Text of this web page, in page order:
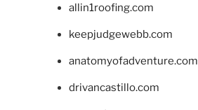
allin1roofing.com
keepjudgewebb.com
anatomyofadventure.com
drivancastillo.com